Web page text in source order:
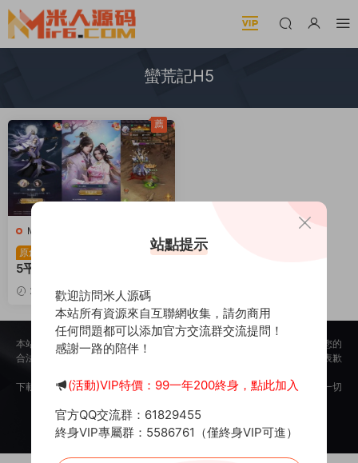
蠻荒記H5
M-莽荒紀H5
遊服務端
原創
三網H5遊戲【蠻荒記H
5平台币版】Linux手工服務
端+運營後台+視頻架設教程
2024-08-11 1.82k 30
薦
本站所提供的内容均來自公開網絡收集、轉發、二次開發而來，若侵犯了您的
合法權益，請來信通知我們，我們會及時删除，給您帶來的不便，我們深表歉
下載用戶僅供學習交流，若使用商業用途，請購買正版授權，否則産生的一切
Copyright © 2012-2025 MiR6.COMAll Rights Reserved
投訴郵箱： Mail@Mir6.com 蜀ICP備2022016462号-2
站點提示
歡迎訪問米人源碼
本站所有資源來自互聯網收集，請勿商用
任何問題都可以添加官方交流群交流提問！
感謝一路的陪伴！
(活動)VIP特價：99一年200終身，點此加入
官方QQ交流群：61829455
終身VIP專屬群：5586761（僅終身VIP可進）